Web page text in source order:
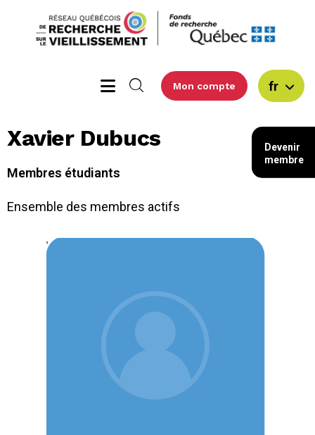
Mon compte fr
Xavier Dubucs
Membres étudiants
Ensemble des membres actifs
Devenir
membre